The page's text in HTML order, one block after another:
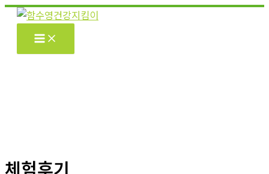
콘
체험후기